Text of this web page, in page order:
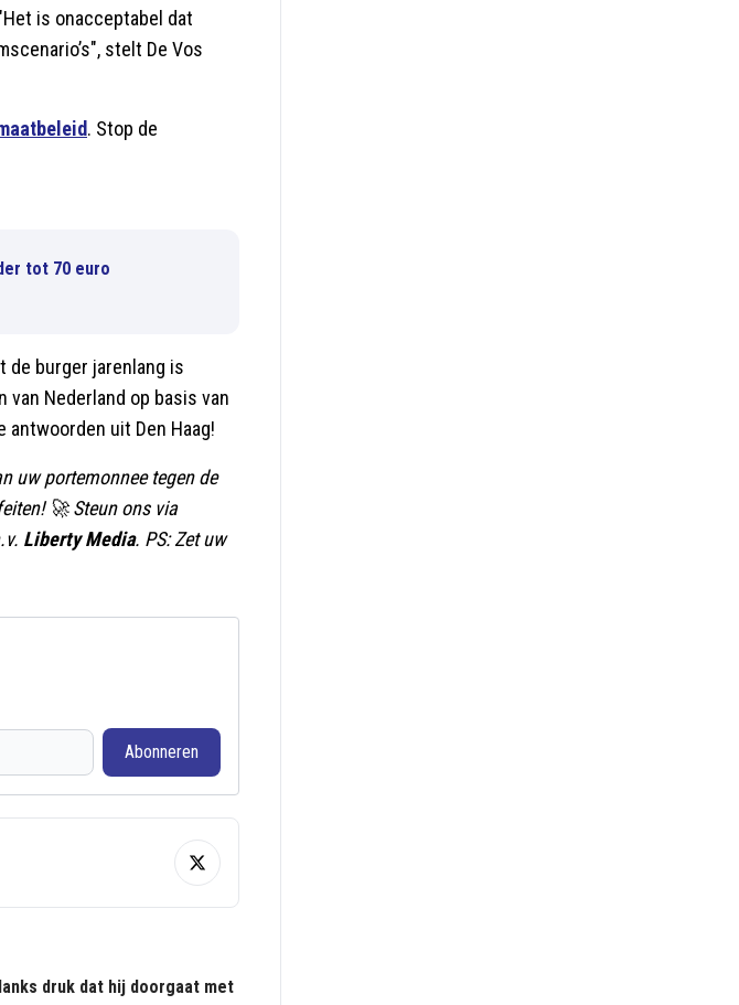
is onacceptabel dat
stelt De Vos
. Stop de
tot 70 euro
de burger jarenlang is
Nederland op basis van
antwoorden uit Den Haag!
uw portemonnee tegen de
🚀 Steun ons via
Liberty Media. PS: Zet uw
Abonneren
druk dat hij doorgaat met